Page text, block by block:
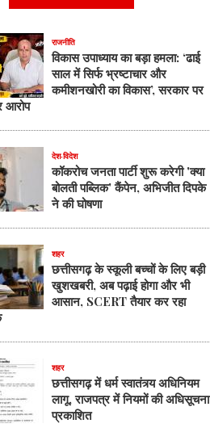
राजनीति
विकास उपाध्याय का बड़ा हमला: ‘ढाई
साल में सिर्फ भ्रष्टाचार और
कमीशनखोरी का विकास’, सरकार पर
आरोप
देश-विदेश
कॉकरोच जनता पार्टी शुरू करेगी 'क्या
बोलती पब्लिक' कैंपेन, अभिजीत दिपके
ने की घोषणा
शहर
छत्तीसगढ़ के स्कूली बच्चों के लिए बड़ी
खुशखबरी, अब पढ़ाई होगा और भी
आसान, SCERT तैयार कर रहा
शहर
छत्तीसगढ़ में धर्म स्वातंत्र्य अधिनियम
लागू, राजपत्र में नियमों की अधिसूचना
प्रकाशित